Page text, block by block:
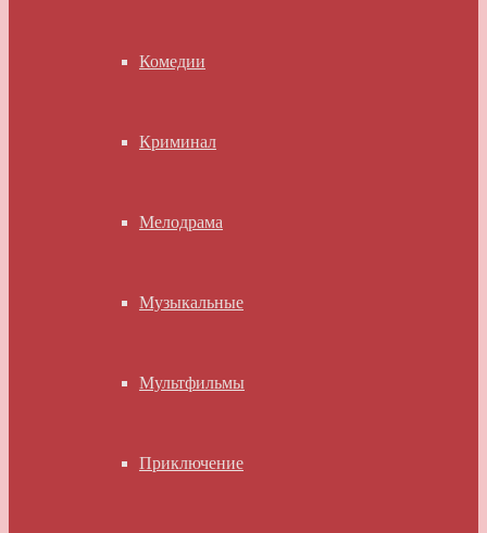
Комедии
Криминал
Мелодрама
Музыкальные
Мультфильмы
Приключение